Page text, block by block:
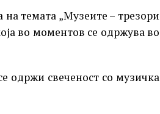
темата „Музеите – трезори
во моментов се одржува во
одржи свеченост со музичка